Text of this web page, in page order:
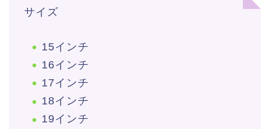
サイズ
15インチ
16インチ
17インチ
18インチ
19インチ